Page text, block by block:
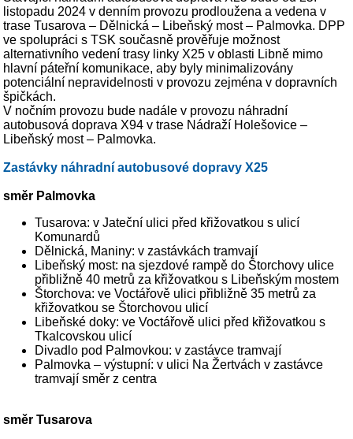
listopadu 2024 v denním provozu prodloužena a vedena v
trase Tusarova – Dělnická – Libeňský most – Palmovka. DPP
ve spolupráci s TSK současně prověřuje možnost
alternativního vedení trasy linky X25 v oblasti Libně mimo
hlavní páteřní komunikace, aby byly minimalizovány
potenciální nepravidelnosti v provozu zejména v dopravních
špičkách.
V nočním provozu bude nadále v provozu náhradní
autobusová doprava X94 v trase Nádraží Holešovice –
Libeňský most – Palmovka.
Zastávky náhradní autobusové dopravy X25
směr Palmovka
Tusarova: v Jateční ulici před křižovatkou s ulicí
Komunardů
Dělnická, Maniny: v zastávkách tramvají
Libeňský most: na sjezdové rampě do Štorchovy ulice
přibližně 40 metrů za křižovatkou s Libeňským mostem
Štorchova: ve Voctářově ulici přibližně 35 metrů za
křižovatkou se Štorchovou ulicí
Libeňské doky: ve Voctářově ulici před křižovatkou s
Tkalcovskou ulicí
Divadlo pod Palmovkou: v zastávce tramvají
Palmovka – výstupní: v ulici Na Žertvách v zastávce
tramvají směr z centra
směr Tusarova